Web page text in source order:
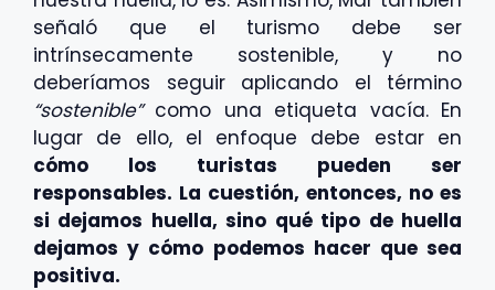
señaló que el turismo debe ser
intrínsecamente sostenible, y no
deberíamos seguir aplicando el término
“sostenible”como una etiqueta vacía. En
lugar de ello, el enfoque debe estar en
cómo los turistas pueden ser
responsables. La cuestión, entonces, no es
si dejamos huella, sino qué tipo de huella
dejamos y cómo podemos hacer que sea
positiva.